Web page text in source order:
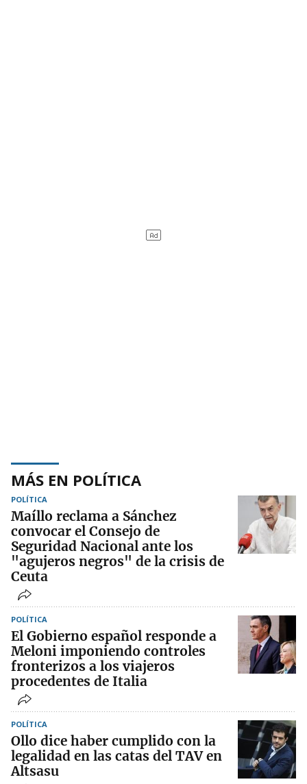
MÁS EN POLÍTICA
POLÍTICA
Maíllo reclama a Sánchez
convocar el Consejo de
Seguridad Nacional ante los
"agujeros negros" de la crisis de
Ceuta
POLÍTICA
El Gobierno español responde a
Meloni imponiendo controles
fronterizos a los viajeros
procedentes de Italia
POLÍTICA
Ollo dice haber cumplido con la
legalidad en las catas del TAV en
Altsasu